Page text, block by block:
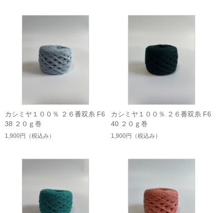
カシミヤ１００％ ２６番双糸 F6
38 ２０ｇ巻
1,900円 （税込み）
カシミヤ１００％ ２６番双糸 F6
40 ２０ｇ巻
1,900円 （税込み）